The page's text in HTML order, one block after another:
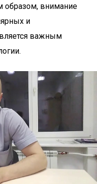
образом, внимание
и
важным